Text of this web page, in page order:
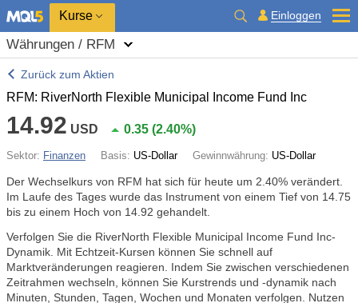
Kurse Einloggen
Währungen / RFM
Zurück zum Aktien
RFM: RiverNorth Flexible Municipal Income Fund Inc
14.92 USD 0.35 (2.40%)
Sektor: Finanzen Basis: US-Dollar Gewinnwährung: US-Dollar
Der Wechselkurs von RFM hat sich für heute um 2.40% verändert.
Im Laufe des Tages wurde das Instrument von einem Tief von 14.75
bis zu einem Hoch von 14.92 gehandelt.
Verfolgen Sie die RiverNorth Flexible Municipal Income Fund Inc-
Dynamik. Mit Echtzeit-Kursen können Sie schnell auf
Marktveränderungen reagieren. Indem Sie zwischen verschiedenen
Zeitrahmen wechseln, können Sie Kurstrends und -dynamik nach
Minuten, Stunden, Tagen, Wochen und Monaten verfolgen. Nutzen